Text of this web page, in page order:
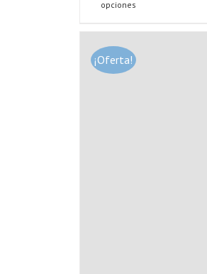
opciones
¡Oferta!